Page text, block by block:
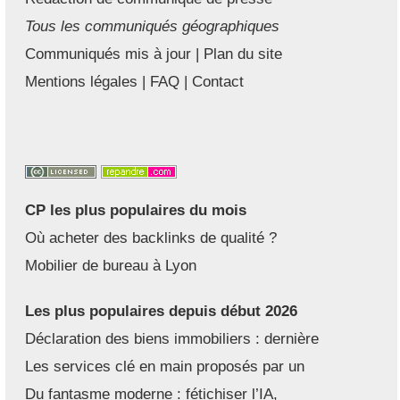
Tous les communiqués géographiques
Communiqués mis à jour | Plan du site
Mentions légales | FAQ | Contact
CP les plus populaires du mois
Où acheter des backlinks de qualité ?
Mobilier de bureau à Lyon
Les plus populaires depuis début 2026
Déclaration des biens immobiliers : dernière
Les services clé en main proposés par un
Du fantasme moderne : fétichiser l’IA,